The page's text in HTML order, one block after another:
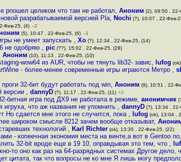
рпошел целиком что там не работал, Аноним (2), 09:50 , 22-
разрабатываемой версией Pla, Nochi (?), 10:07 , 22-Фев-
Фев-25, (4) –2
(5), 10:47 , 22-Фев-25, (6) –1
не умеет запускать , Хо (?), 12:34 , 22-Фев-25, (14)
не одобряю , pic (??), 15:02 , 22-Фев-25, (28)
Аноним (10), 11:13 , 22-Фев-25, (10)
wow64 из AUR, чтобы не тянуть lib32- завис, lufog
- более-менее современные игры играются Метро ,
32-бит будут работать под win, Аноним (9), 10:51 , 22-
версии , dannyD (?), 11:17 , 22-Фев-25, (11) +2
битная игра под ДХ9 не работала в режиме, анонимчик
игруха, что аж названия не упомнить , dannyD (?), 13:34 ,
Но сдается мне этого не случится, пока , lufog (ok), 13:04 ,
широком смысле 8212 зачем вообще отказыват,
технологий , Karl Richter (ok), 13:35 , 22-Фев-25, (22)
- копеечная экономия места на винте,а вот в Gentoo по,
32-bit вроде еще в 19 10, оправдывая это тем, что ,
то оно как раз на 64-разрядных системах Другое дело,
цитата, так что вопросы не ко мне Я лишь могу